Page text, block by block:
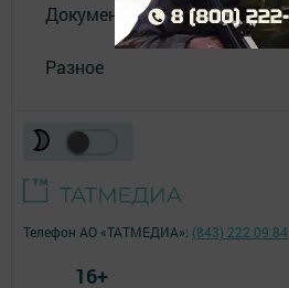
Документы
Разное
Телефон АО «ТАТМЕДИА»: (843) 222 09 84
16+